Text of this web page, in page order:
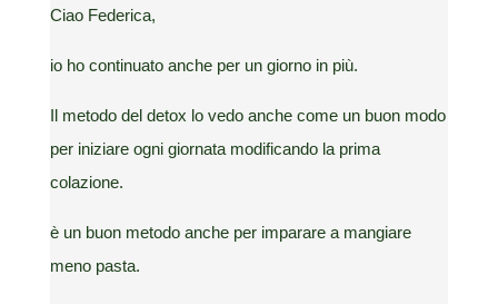
Ciao Federica,
io ho continuato anche per un giorno in più.
Il metodo del detox lo vedo anche come un buon modo
per iniziare ogni giornata modificando la prima
colazione.
è un buon metodo anche per imparare a mangiare
meno pasta.